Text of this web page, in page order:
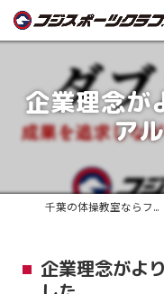
企業理念が
ア
千葉の体操教室ならフジスポーツクラブ
企業理念がよ